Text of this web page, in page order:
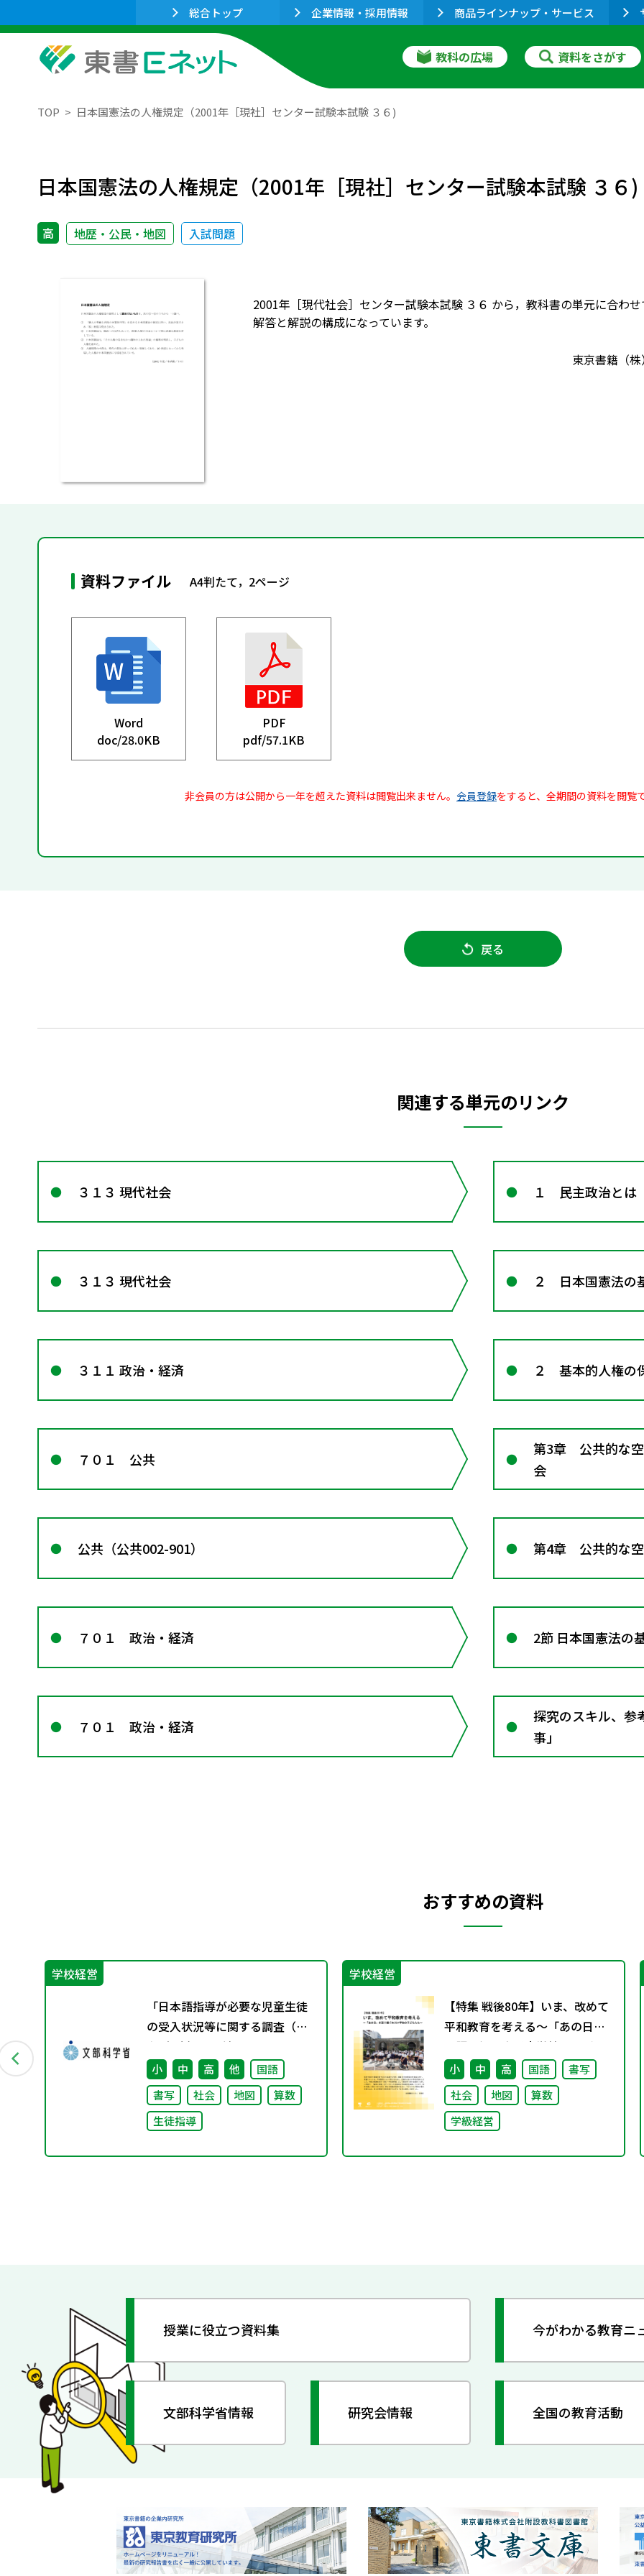
総合トップ 企業情報・採用情報 商品ラインナップ・サービス
教科の広場 資料をさがす
TOP 日本国憲法の人権規定（2001年［現社］センター試験本試験 ３６)
日本国憲法の人権規定（2001年［現社］センター試験本試験 ３６)
高 地歴・公民・地図 入試問題
2001年［現代社会］センター試験本試験 ３６ から，教科書の単元に合わ
解答と解説の構成になっています。
東京書籍（
資料ファイル A4判たて，2ページ
Word
doc/28.0KB
PDF
pdf/57.1KB
非会員の方は公開から一年を超えた資料は閲覧出来ません。 会員登録をすると、全期間の資料を閲覧
戻る
関連する単元のリンク
３１３ 現代社会 １ 民主政治とは
３１３ 現代社会 ２ 日本国憲法の
３１１ 政治・経済 ２ 基本的人権の
７０１ 公共
第3章 公共的な
会
公共（公共002-901） 第4章 公共的な
７０１ 政治・経済 2節 日本国憲法の
７０１ 政治・経済
探究のスキル、参
事」
おすすめの資料
学校経営
「日本語指導が必要な児童生徒
の受入状況等に関する調査（令
和5年度）」の結果について
小 中 高 他
国語
書写
社会 地図
算数
生徒指導
学校経営
【特集 戦後80年】いま、改めて
平和教育を考える〜「あの日」
を語り継ぐ本川小学校の子ども
たち〜
小 中 高 国語
書写
社会
地図
算数
学級経営
授業に役立つ資料集 今がわかる教育ニ
文部科学省情報 研究会情報 全国の教育活動